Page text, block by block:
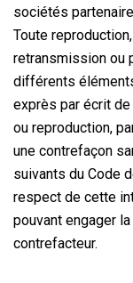
sociétés
Toute
retransmission ou
différents
exprès par écrit
ou reproduction,
une contrefaçon
suivants du Code
respect de cette
pouvant engager
contrefacteur.